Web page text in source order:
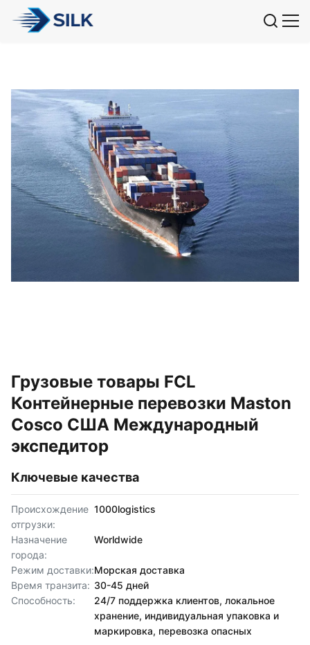
Грузовые товары FCL
Контейнерные перевозки Maston
Cosco США Международный
экспедитор
Ключевые качества
Происхождение
отгрузки:
1000logistics
Назначение
города:
Worldwide
Режим доставки:Морская доставка
Время транзита: 30-45 дней
Способность:
24/7 поддержка клиентов, локальное
хранение, индивидуальная упаковка и
маркировка, перевозка опасных